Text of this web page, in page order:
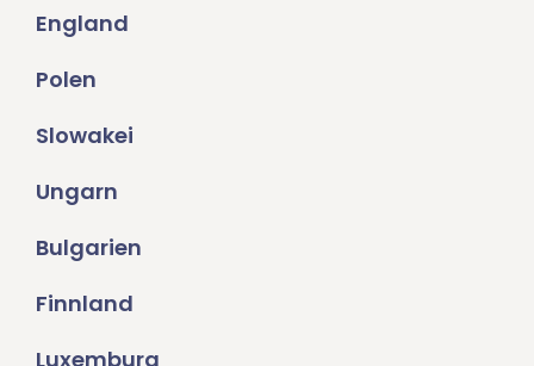
England
Polen
Slowakei
Ungarn
Bulgarien
Finnland
Luxemburg